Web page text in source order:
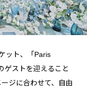
ット、「Paris
ゲストを迎えること
ジに合わせて、自由